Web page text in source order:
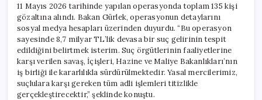
11 Mayıs 2026 tarihinde yapılan operasyonda toplam 135 kişi
gözaltına alındı. Bakan Gürlek, operasyonun detaylarını
sosyal medya hesapları üzerinden duyurdu. “Bu operasyon
sayesinde 8,7 milyar TL’lik devasa bir suç gelirinin tespit
edildiğini belirtmek isterim. Suç örgütlerinin faaliyetlerine
karşı verilen savaş, İçişleri, Hazine ve Maliye Bakanlıkları’nın
iş birliği ile kararlılıkla sürdürülmektedir. Yasal mercilerimiz,
suçlulara karşı gereken tüm adli işlemleri titizlikle
gerçekleştirecektir,” şeklinde konuştu.